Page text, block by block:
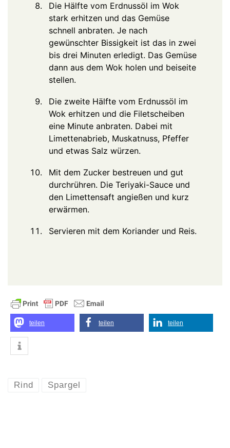
Die Hälfte vom Erdnussöl im Wok
stark erhitzen und das Gemüse
schnell anbraten. Je nach
gewünschter Bissigkeit ist das in zwei
bis drei Minuten erledigt. Das Gemüse
dann aus dem Wok holen und beiseite
stellen.
Die zweite Hälfte vom Erdnussöl im
Wok erhitzen und die Filetscheiben
eine Minute anbraten. Dabei mit
Limettenabrieb, Muskatnuss, Pfeffer
und etwas Salz würzen.
Mit dem Zucker bestreuen und gut
durchrühren. Die Teriyaki-Sauce und
den Limettensaft angießen und kurz
erwärmen.
Servieren mit dem Koriander und Reis.
teilen teilen teilen
Rind Spargel